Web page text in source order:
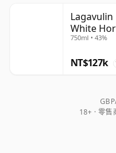
White
750ml • 43%
NT$127k
18+ · 零